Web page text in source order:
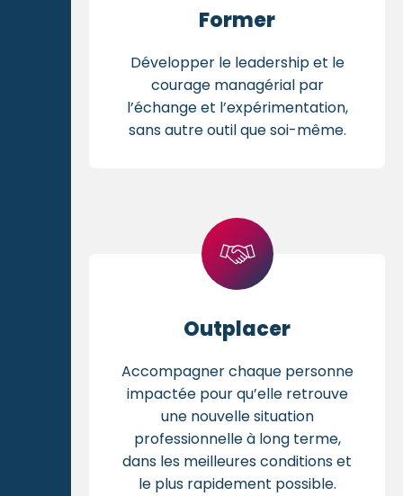
Former
Développer le leadership et le
courage managérial par
l’échange et l’expérimentation,
sans autre outil que soi-même.
Outplacer
Accompagner chaque personne
impactée pour qu’elle retrouve
une nouvelle situation
professionnelle à long terme,
dans les meilleures conditions et
le plus rapidement possible.